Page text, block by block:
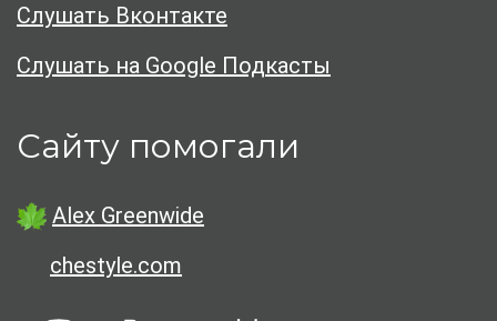
Слушать Вконтакте
Слушать на Google Подкасты
Сайту помогали
Alex Greenwide
chestyle.com